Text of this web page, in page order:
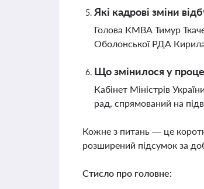
Які кадрові зміни
Голова КМВА Тимур
Оболонської РДА Кирила
Що змінилося у
Кабінет Міністрів
рад, спрямований на
Кожне з питань — це
розширений підсумок за
Стисло про головне: